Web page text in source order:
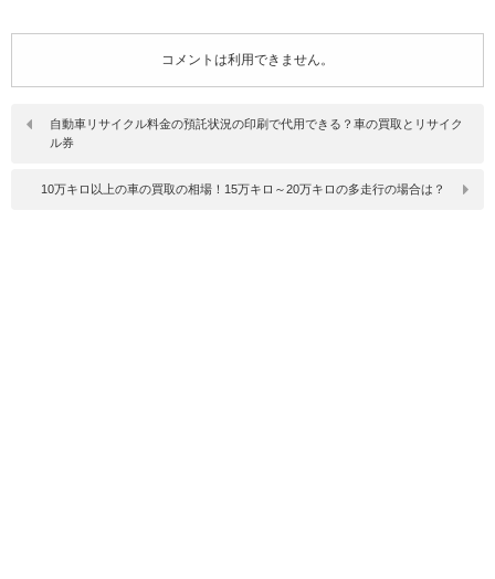
コメントは利用できません。
自動車リサイクル料金の預託状況の印刷で代用できる？車の買取とリサイク
ル券
10万キロ以上の車の買取の相場！15万キロ～20万キロの多走行の場合は？